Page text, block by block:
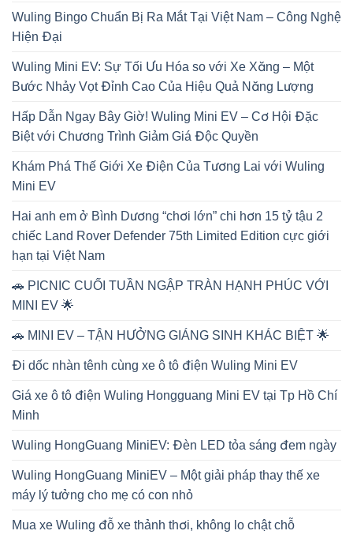
Wuling Bingo Chuẩn Bị Ra Mắt Tại Việt Nam – Công Nghệ
Hiện Đại
Wuling Mini EV: Sự Tối Ưu Hóa so với Xe Xăng – Một
Bước Nhảy Vọt Đỉnh Cao Của Hiệu Quả Năng Lượng
Hấp Dẫn Ngay Bây Giờ! Wuling Mini EV – Cơ Hội Đặc
Biệt với Chương Trình Giảm Giá Độc Quyền
Khám Phá Thế Giới Xe Điện Của Tương Lai với Wuling
Mini EV
Hai anh em ở Bình Dương “chơi lớn” chi hơn 15 tỷ tậu 2
chiếc Land Rover Defender 75th Limited Edition cực giới
hạn tại Việt Nam
🚗 PICNIC CUỐI TUẦN NGẬP TRÀN HẠNH PHÚC VỚI
MINI EV 🌟
🚗 MINI EV – TẬN HƯỞNG GIÁNG SINH KHÁC BIỆT 🌟
Đi dốc nhàn tênh cùng xe ô tô điện Wuling Mini EV
Giá xe ô tô điện Wuling Hongguang Mini EV tại Tp Hồ Chí
Minh
Wuling HongGuang MiniEV: Đèn LED tỏa sáng đem ngày
Wuling HongGuang MiniEV – Một giải pháp thay thế xe
máy lý tưởng cho mẹ có con nhỏ
Mua xe Wuling đỗ xe thảnh thơi, không lo chật chỗ